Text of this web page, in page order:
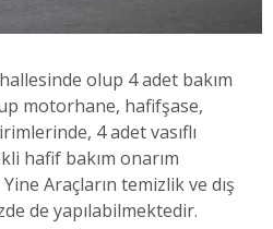
olup 4 adet bakım
motorhane, hafifşase,
4 adet vasıflı
hafif bakım onarım
Yine Araçların temizlik ve dış
de yapılabilmektedir.